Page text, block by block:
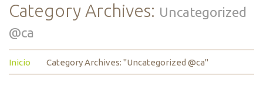
Category Archives: Uncategorized
@ca
Inicio Category Archives: "Uncategorized @ca"